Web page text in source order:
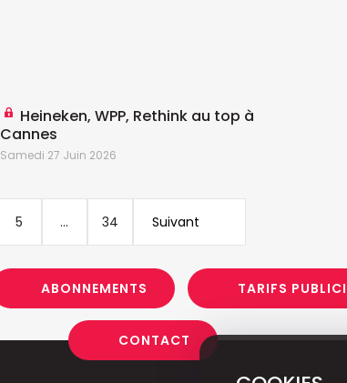
Heineken, WPP, Rethink au top à
Cannes
Samedi 27 Juin 2026
5 ... 34 Suivant
ABONNEMENTS TARIFS
CONTACT